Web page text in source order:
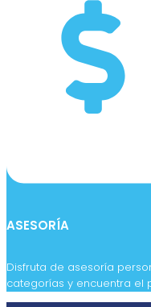
ASESORÍA
Disfruta de asesoría
categorías y encuentra el